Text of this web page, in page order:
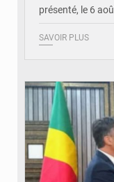
présenté, le 6
SAVOIR PLUS